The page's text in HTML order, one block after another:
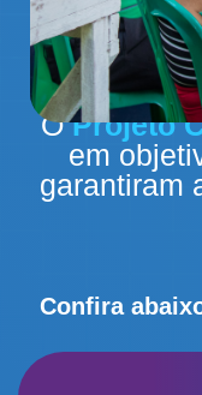
OProjeto
em
garantiram
Confira